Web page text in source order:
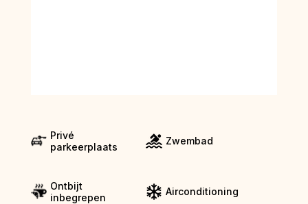
Privé
parkeerplaats
Zwembad
Ontbijt
inbegrepen
Airconditioning